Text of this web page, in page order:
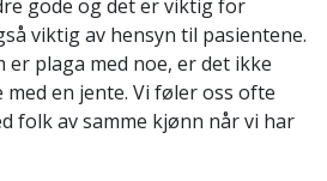
gode og det er viktig for
viktig av hensyn til pasientene.
er plaga med noe, er det ikke
en jente. Vi føler oss ofte
folk av samme kjønn når vi har